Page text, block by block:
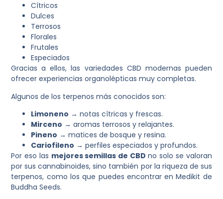
Cítricos
Dulces
Terrosos
Florales
Frutales
Especiados
Gracias a ellos, las variedades CBD modernas pueden
ofrecer experiencias organolépticas muy completas.
Algunos de los terpenos más conocidos son:
Limoneno → notas cítricas y frescas.
Mirceno → aromas terrosos y relajantes.
Pineno → matices de bosque y resina.
Cariofileno → perfiles especiados y profundos.
Por eso las mejores semillas de CBD no solo se valoran
por sus cannabinoides, sino también por la riqueza de sus
terpenos, como los que puedes encontrar en Medikit de
Buddha Seeds.